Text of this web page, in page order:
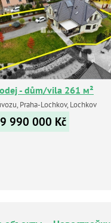
- dům/vila 261 м²
Praha-Lochkov, Lochkov
990 000 Kč